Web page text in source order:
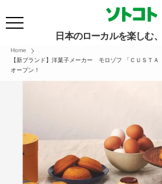
日本のローカルを楽しむ
Home
【新ブランド】洋菓子メーカー モロゾフ 「ＣＵＳＴＡ
オープン！